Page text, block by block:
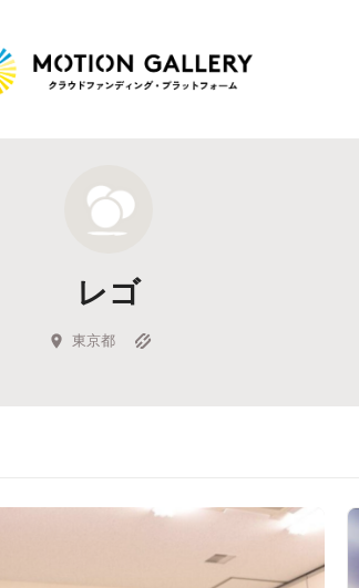
新着プロジェクト
Feature
キュレーターから探す
レゴ
東京都